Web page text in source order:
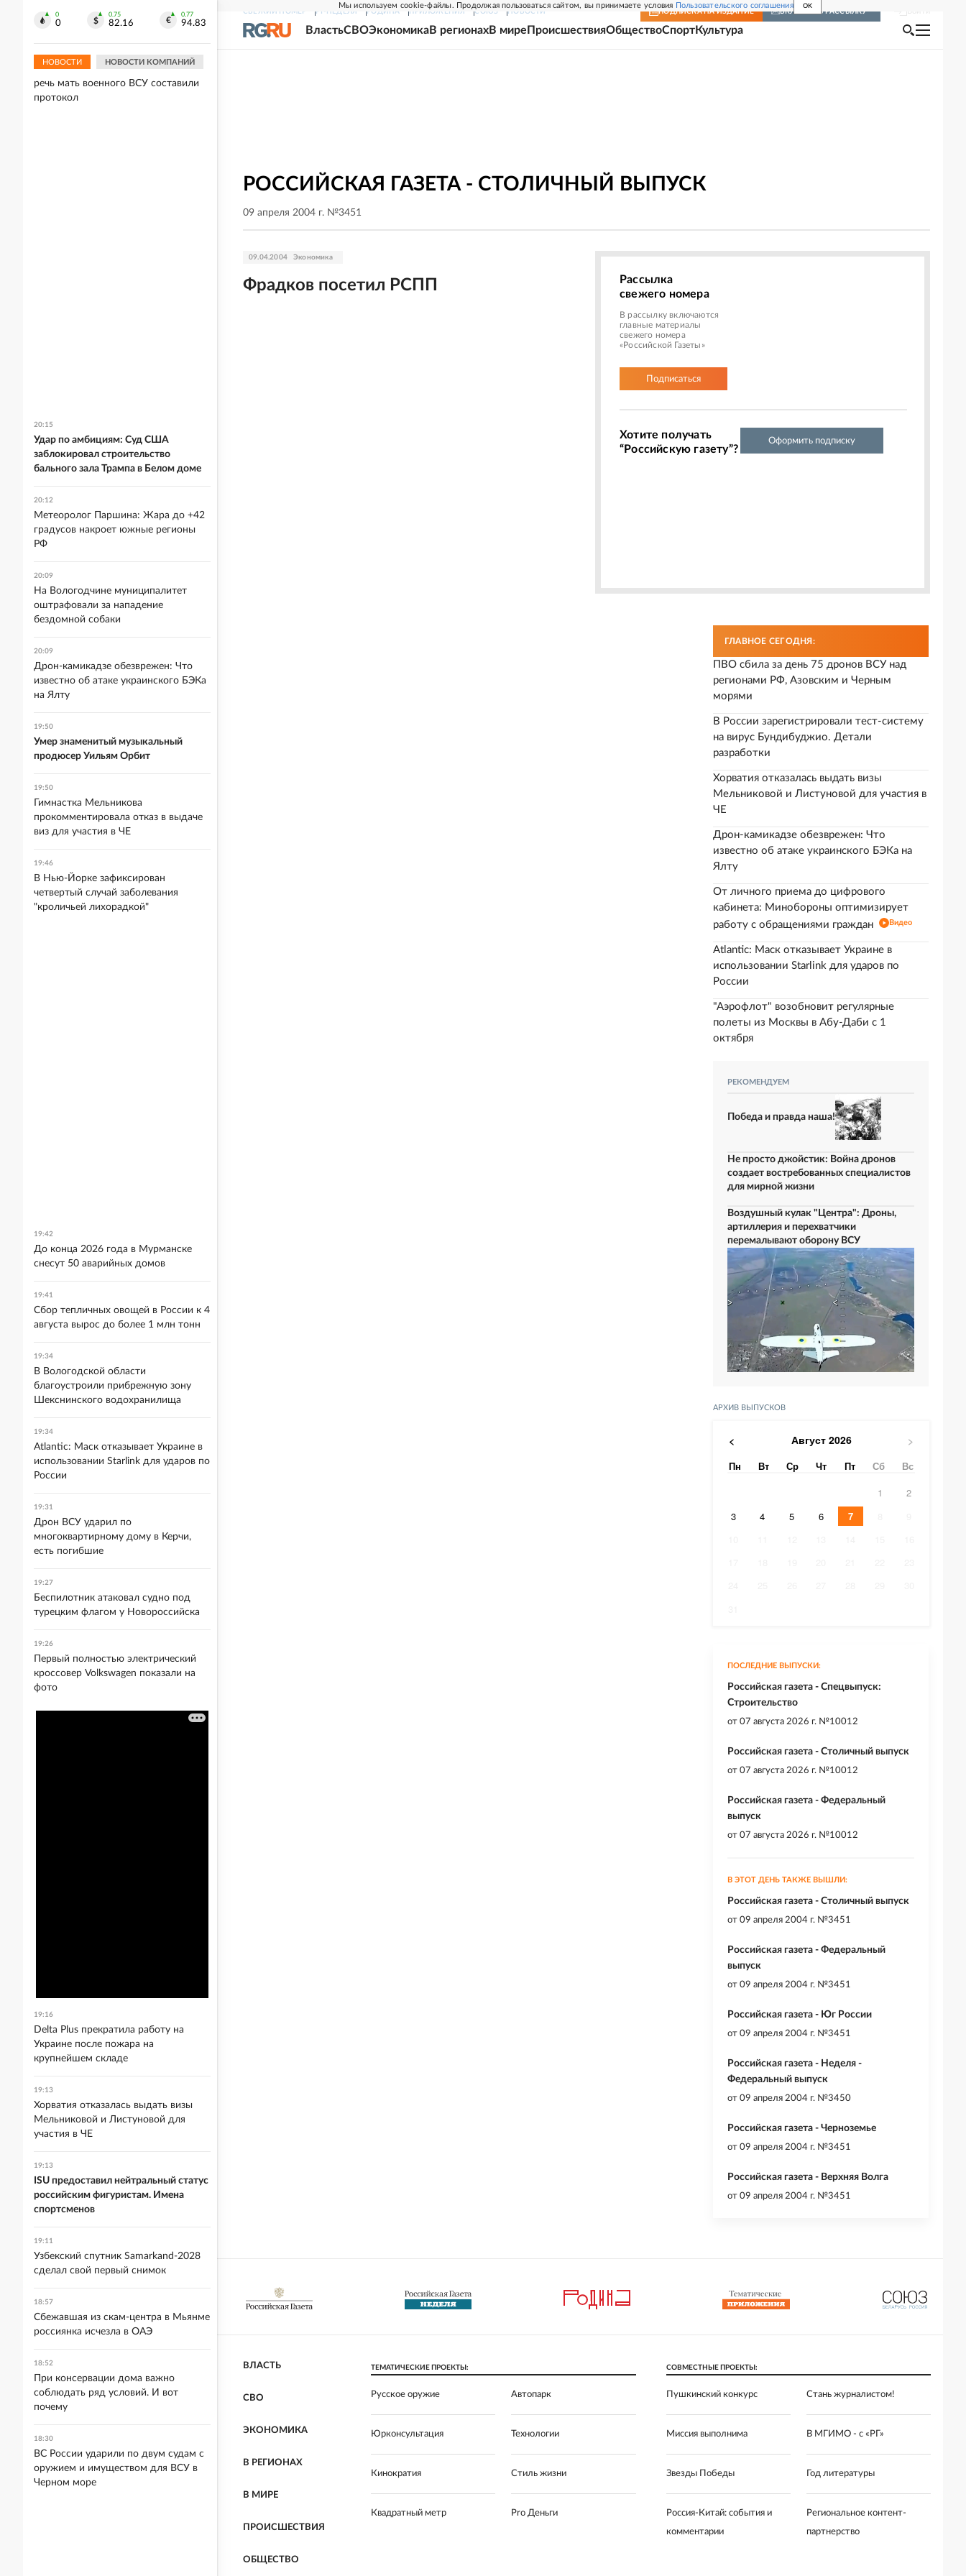
Мы используем cookie-файлы. Продолжая пользоваться сайтом, вы принимаете условия Пользовательского соглашения OK
СВЕЖИЙ НОМЕР РГ-НЕДЕЛЯ РОДИНА ПРИЛОЖЕНИЯ СОЮЗ НОВОСТИ ПОДПИСКА НА ИЗДАНИЕ ВКЛЮЧИТЬ РАССЫЛКУ
ВластьСВОЭкономикаВ регионахВ мире ПроисшествияОбществоСпортКультура
РОССИЙСКАЯ ГАЗЕТА - СТОЛИЧНЫЙ ВЫПУСК
09 апреля 2004 г. №3451
09.04.2004 Экономика
Фрадков посетил РСПП
Рассылка
свежего номера
В рассылку включаются
главные материалы
свежего номера
«Российской Газеты»
Подписаться
Хотите получать
“Российскую газету”?
Оформить подписку
ГЛАВНОЕ СЕГОДНЯ:
ПВО сбила за день 75 дронов ВСУ над
регионами РФ, Азовским и Черным
морями
В России зарегистрировали тест-систему
на вирус Бундибуджио. Детали
разработки
Хорватия отказалась выдать визы
Мельниковой и Листуновой для участия в
ЧЕ
Дрон-камикадзе обезврежен: Что
известно об атаке украинского БЭКа на
Ялту
От личного приема до цифрового
кабинета: Минобороны оптимизирует
работу с обращениями граждан
Видео
Atlantic: Маск отказывает Украине в
использовании Starlink для ударов по
России
"Аэрофлот" возобновит регулярные
полеты из Москвы в Абу-Даби с 1
октября
РЕКОМЕНДУЕМ
Победа и правда наша!
Не просто джойстик: Война дронов
создает востребованных специалистов
для мирной жизни
Воздушный кулак "Центра": Дроны,
артиллерия и перехватчики
перемалывают оборону ВСУ
АРХИВ ВЫПУСКОВ
< Август 2026 >
Пн Вт Ср Чт Пт Сб
Вс
1
2
3
4 5 6 7
ПОСЛЕДНИЕ ВЫПУСКИ:
Российская газета - Спецвыпуск:
Строительство
от 07 августа 2026 г. №10012
Российская газета - Столичный выпуск
от 07 августа 2026 г. №10012
Российская газета - Федеральный
выпуск
от 07 августа 2026 г. №10012
В ЭТОТ ДЕНЬ ТАКЖЕ ВЫШЛИ:
Российская газета - Столичный выпуск
от 09 апреля 2004 г. №3451
Российская газета - Федеральный
выпуск
от 09 апреля 2004 г. №3451
Российская газета - Юг России
от 09 апреля 2004 г. №3451
Российская газета - Неделя -
Федеральный выпуск
от 09 апреля 2004 г. №3450
Российская газета - Черноземье
от 09 апреля 2004 г. №3451
Российская газета - Верхняя Волга
от 09 апреля 2004 г. №3451
ВЛАСТЬ
СВО
ЭКОНОМИКА
В РЕГИОНАХ
В МИРЕ
ПРОИСШЕСТВИЯ
ОБЩЕСТВО
ТЕМАТИЧЕСКИЕ ПРОЕКТЫ:
Русское оружие Автопарк
Юрконсультация Технологии
Кинократия Стиль жизни
Квадратный метр Pro Деньги
СОВМЕСТНЫЕ ПРОЕКТЫ:
Пушкинский конкурс Стань журналистом!
Миссия выполнима В МГИМО - с «РГ»
Звезды Победы Год литературы
Россия-Китай: события и
комментарии
Региональное контент-
партнерство
0
0
0.75
82.16
0.77
94.83
НОВОСТИ НОВОСТИ КОМПАНИЙ
кофе
20:22
На избитую на Украине за русскую
речь мать военного ВСУ составили
протокол
20:15
Удар по амбициям: Суд США
заблокировал строительство
бального зала Трампа в Белом доме
20:12
Метеоролог Паршина: Жара до +42
градусов накроет южные регионы
РФ
20:09
На Вологодчине муниципалитет
оштрафовали за нападение
бездомной собаки
20:09
Дрон-камикадзе обезврежен: Что
известно об атаке украинского БЭКа
на Ялту
19:50
Умер знаменитый музыкальный
продюсер Уильям Орбит
19:50
Гимнастка Мельникова
прокомментировала отказ в выдаче
виз для участия в ЧЕ
19:46
В Нью-Йорке зафиксирован
четвертый случай заболевания
"кроличьей лихорадкой"
19:42
До конца 2026 года в Мурманске
снесут 50 аварийных домов
19:41
Сбор тепличных овощей в России к 4
августа вырос до более 1 млн тонн
19:34
В Вологодской области
благоустроили прибрежную зону
Шекснинского водохранилища
19:34
Atlantic: Маск отказывает Украине в
использовании Starlink для ударов по
России
19:31
Дрон ВСУ ударил по
многоквартирному дому в Керчи,
есть погибшие
19:27
Беспилотник атаковал судно под
турецким флагом у Новороссийска
19:26
Первый полностью электрический
кроссовер Volkswagen показали на
фото
19:16
Delta Plus прекратила работу на
Украине после пожара на
крупнейшем складе
19:13
Хорватия отказалась выдать визы
Мельниковой и Листуновой для
участия в ЧЕ
19:13
ISU предоставил нейтральный статус
российским фигуристам. Имена
спортсменов
19:11
Узбекский спутник Samarkand-2028
сделал свой первый снимок
18:57
Сбежавшая из скам-центра в Мьянме
россиянка исчезла в ОАЭ
18:52
При консервации дома важно
соблюдать ряд условий. И вот
почему
18:30
ВС России ударили по двум судам с
оружием и имуществом для ВСУ в
Черном море